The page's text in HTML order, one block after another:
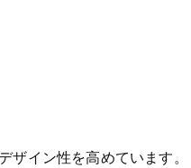
ザイン性を高めています。